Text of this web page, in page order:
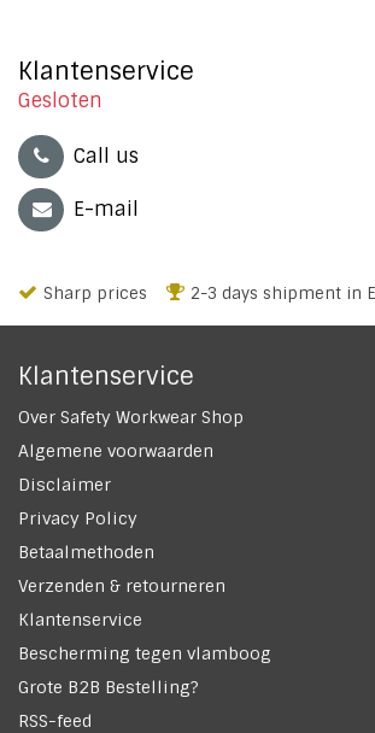
Klantenservice
Gesloten
Call us
E-mail
Sharp prices 2-3 days shipment in
Klantenservice
Over Safety Workwear Shop
Algemene voorwaarden
Disclaimer
Privacy Policy
Betaalmethoden
Verzenden & retourneren
Klantenservice
Bescherming tegen vlamboog
Grote B2B Bestelling?
RSS-feed